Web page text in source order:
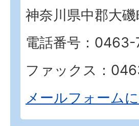
神奈川県中郡大
電話番号：
ファックス：
メールフォーム